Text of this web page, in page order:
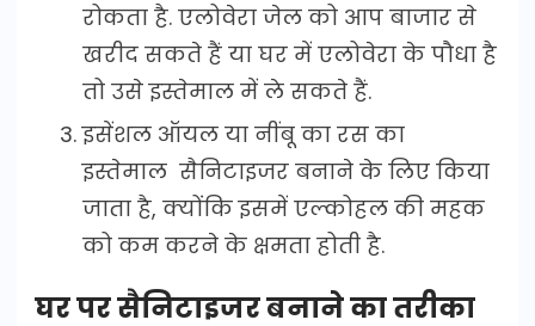
रोकता है. एलोवेरा जेल को आप बाजार से
खरीद सकते हैं या घर में एलोवेरा के पौधा है
तो उसे इस्तेमाल में ले सकते हैं.
इसेंशल ऑयल या नींबू का रस का
इस्तेमाल सैनिटाइजर बनाने के लिए किया
जाता है, क्योंकि इसमें एल्कोहल की महक
को कम करने के क्षमता होती है.
घर पर सैनिटाइजर बनाने का तरीका